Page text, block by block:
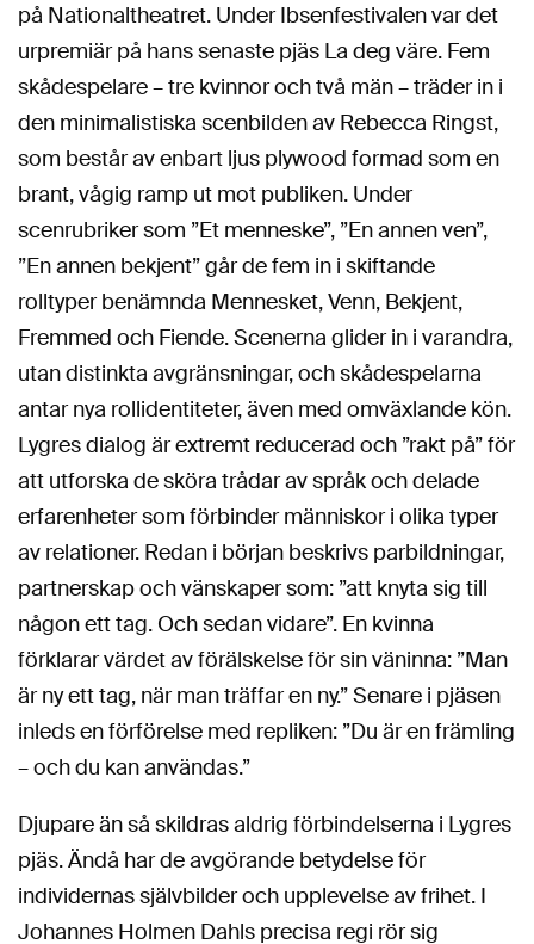
på Nationaltheatret. Under Ibsenfestivalen var det
urpremiär på hans senaste pjäs La deg väre. Fem
skådespelare – tre kvinnor och två män – träder in i
den minimalistiska scenbilden av Rebecca Ringst,
som består av enbart ljus plywood formad som en
brant, vågig ramp ut mot publiken. Under
scenrubriker som ”Et menneske”, ”En annen ven”,
”En annen bekjent” går de fem in i skiftande
rolltyper benämnda Mennesket, Venn, Bekjent,
Fremmed och Fiende. Scenerna glider in i varandra,
utan distinkta avgränsningar, och skådespelarna
antar nya rollidentiteter, även med omväxlande kön.
Lygres dialog är extremt reducerad och ”rakt på” för
att utforska de sköra trådar av språk och delade
erfarenheter som förbinder människor i olika typer
av relationer. Redan i början beskrivs parbildningar,
partnerskap och vänskaper som: ”att knyta sig till
någon ett tag. Och sedan vidare”. En kvinna
förklarar värdet av förälskelse för sin väninna: ”Man
är ny ett tag, när man träffar en ny.” Senare i pjäsen
inleds en förförelse med repliken: ”Du är en främling
– och du kan användas.”
Djupare än så skildras aldrig förbindelserna i Lygres
pjäs. Ändå har de avgörande betydelse för
individernas självbilder och upplevelse av frihet. I
Johannes Holmen Dahls precisa regi rör sig